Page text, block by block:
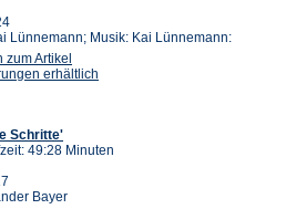
Lünnemann; Musik: Kai Lünnemann:
zum Artikel
erhältlich
Schritte'
49:28 Minuten
Bayer